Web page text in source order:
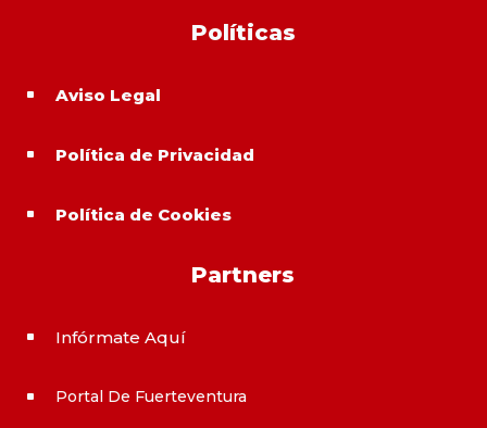
Políticas
^ Aviso Legal
^ Política de Privacidad
^ Política de Cookies
Partners
^ Infórmate Aquí
^ Portal De Fuerteventura